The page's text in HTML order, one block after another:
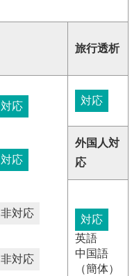
旅行透析
対応
対応
非対応
非対応
対応
外国人対
応
対応
英語
中国語
（簡体）